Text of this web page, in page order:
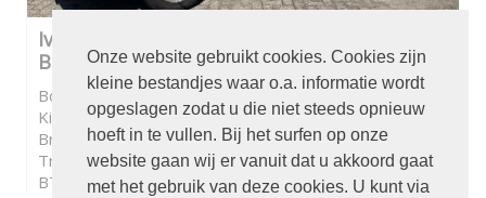
Onze website gebruikt cookies. Cookies zijn
kleine bestandjes waar o.a. informatie wordt
opgeslagen zodat u die niet steeds opnieuw
hoeft in te vullen. Bij het surfen op onze
website gaan wij er vanuit dat u akkoord gaat
met het gebruik van deze cookies. U kunt via
Iveco Daily 35S11 375 Pick-up L426cm
B214cm
Bouwjaar:
2013
Kilometerstand:
226746
Brandstof:
Diesel
Transmissie:
Automaat
BTW / Marge:
BTW